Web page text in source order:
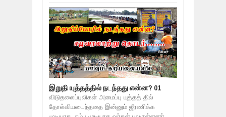
இறுதி யுத்தத்தில் நடந்தது என்ன? 01
விடுதலைப்புலிகள் அமைப்பு யுத்தத் தில்
தோல்வியடைந்ததை இன்னும் ஜீரணிக்க